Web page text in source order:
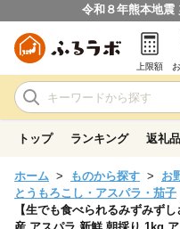
令和８年熊本地震
上限額
トップ ランキング 返礼
ホーム ものから探す
お
とうもろこし・アスパラ・茄子
【生でも食べられるみずみず